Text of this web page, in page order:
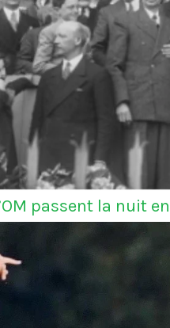
passent la nuit